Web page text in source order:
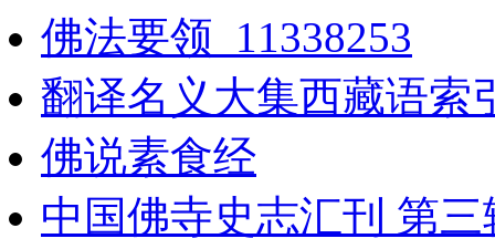
佛法要领_11338253
翻译名义大集西藏语索
佛说素食经
中国佛寺史志汇刊 第